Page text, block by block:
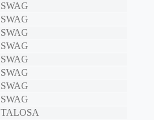
SWAG
SWAG
SWAG
SWAG
SWAG
SWAG
SWAG
SWAG
TALOSA